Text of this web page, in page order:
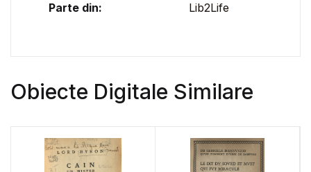
Parte din: Lib2Life
Obiecte Digitale Similare